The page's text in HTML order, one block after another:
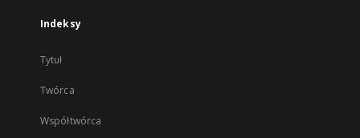
Indeksy
Tytuł
Twórca
Współtwórca